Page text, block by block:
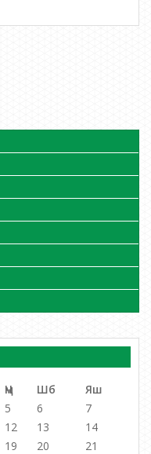
Ҷм Шб Яш
5 6
7
12 13
14
19 20
21